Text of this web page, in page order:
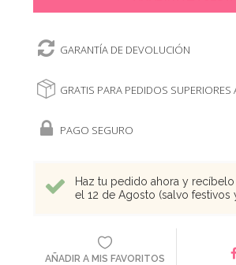
GARANTÍA DE DEVOLUCIÓN
GRATIS PARA PEDIDOS SUPERIORES
PAGO SEGURO
Haz tu pedido ahora y recíbelo
el 12 de Agosto (salvo festivos
AÑADIR A MIS FAVORITOS